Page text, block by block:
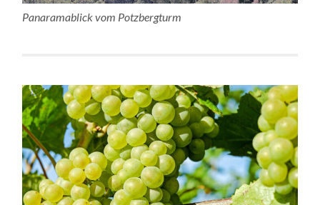
Panaramablick vom Potzbergturm